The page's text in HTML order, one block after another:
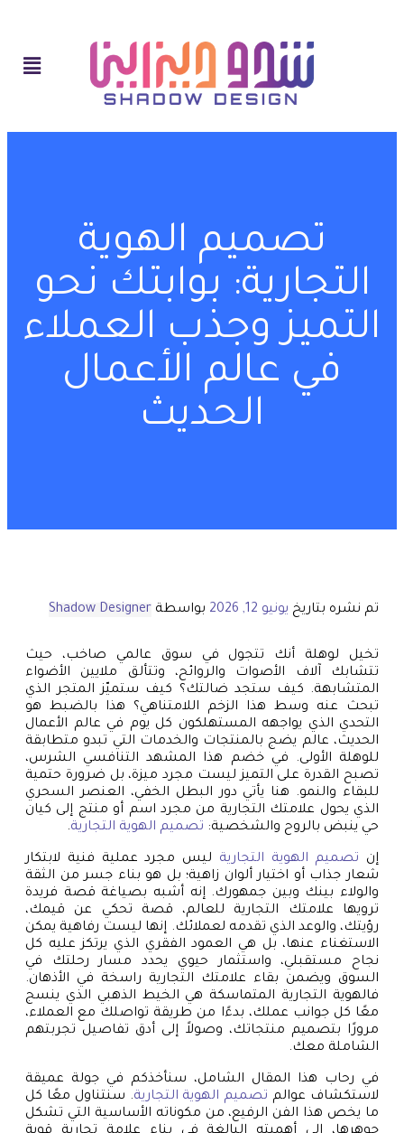
تصميم الهوية
التجارية: بوابتك نحو
التميز وجذب العملاء
في عالم الأعمال
الحديث
تم نشره بتاريخ يونيو 12, 2026 بواسطة Shadow Designer
تخيل لوهلة أنك تتجول في سوق عالمي صاخب، حيث
تتشابك آلاف الأصوات والروائح، وتتألق ملايين الأضواء
المتشابهة. كيف ستجد ضالتك؟ كيف ستميّز المتجر الذي
تبحث عنه وسط هذا الزخم اللامتناهي؟ هذا بالضبط هو
التحدي الذي يواجهه المستهلكون كل يوم في عالم الأعمال
الحديث، عالم يضج بالمنتجات والخدمات التي تبدو متطابقة
للوهلة الأولى. في خضم هذا المشهد التنافسي الشرس،
تصبح القدرة على التميز ليست مجرد ميزة، بل ضرورة حتمية
للبقاء والنمو. هنا يأتي دور البطل الخفي، العنصر السحري
الذي يحول علامتك التجارية من مجرد اسم أو منتج إلى كيان
حي ينبض بالروح والشخصية: تصميم الهوية التجارية.
إن تصميم الهوية التجارية ليس مجرد عملية فنية لابتكار
شعار جذاب أو اختيار ألوان زاهية؛ بل هو بناء جسر من الثقة
والولاء بينك وبين جمهورك. إنه أشبه بصياغة قصة فريدة
ترويها علامتك التجارية للعالم، قصة تحكي عن قيمك،
رؤيتك، والوعد الذي تقدمه لعملائك. إنها ليست رفاهية يمكن
الاستغناء عنها، بل هي العمود الفقري الذي يرتكز عليه كل
نجاح مستقبلي، واستثمار حيوي يحدد مسار رحلتك في
السوق ويضمن بقاء علامتك التجارية راسخة في الأذهان.
فالهوية التجارية المتماسكة هي الخيط الذهبي الذي ينسج
معًا كل جوانب عملك، بدءًا من طريقة تواصلك مع العملاء،
مرورًا بتصميم منتجاتك، وصولاً إلى أدق تفاصيل تجربتهم
الشاملة معك.
في رحاب هذا المقال الشامل، سنأخذكم في جولة عميقة
لاستكشاف عوالم تصميم الهوية التجارية. سنتناول معًا كل
ما يخص هذا الفن الرفيع، من مكوناته الأساسية التي تشكل